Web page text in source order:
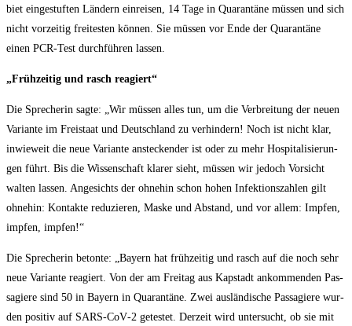
biet ein­ge­stuf­ten Län­dern ein­rei­sen, 14 Tage in Qua­ran­tä­ne müs­sen und sich
nicht vor­zei­tig frei­tes­ten kön­nen. Sie müs­sen vor Ende der Qua­ran­tä­ne
einen PCR-Test durch­füh­ren lassen.
„Früh­zei­tig und rasch reagiert“
Die Spre­che­rin sag­te: „Wir müs­sen alles tun, um die Ver­brei­tung der neu­en
Vari­an­te im Frei­staat und Deutsch­land zu ver­hin­dern! Noch ist nicht klar,
inwie­weit die neue Vari­an­te anste­cken­der ist oder zu mehr Hos­pi­ta­li­sie­run­
gen führt. Bis die Wis­sen­schaft kla­rer sieht, müs­sen wir jedoch Vor­sicht
wal­ten las­sen. Ange­sichts der ohne­hin schon hohen Infek­ti­ons­zah­len gilt
ohne­hin: Kon­tak­te redu­zie­ren, Mas­ke und Abstand, und vor allem: Imp­fen,
imp­fen, impfen!“
Die Spre­che­rin beton­te: „Bay­ern hat früh­zei­tig und rasch auf die noch sehr
neue Vari­an­te reagiert. Von der am Frei­tag aus Kap­stadt ankom­men­den Pas­
sa­gie­re sind 50 in Bay­ern in Qua­ran­tä­ne. Zwei aus­län­di­sche Pas­sa­gie­re wur­
den posi­tiv auf SARS-CoV‑2 getes­tet. Der­zeit wird unter­sucht, ob sie mit